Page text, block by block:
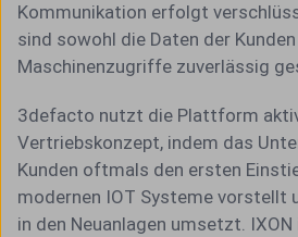
Kommunikation erfolgt
sind sowohl die Daten der
Maschinenzugriffe zuverlässig
3defacto nutzt die Plattform
Vertriebskonzept, indem das
Kunden oftmals den ersten
modernen IOT Systeme vorstellt
in den Neuanlagen umsetzt.